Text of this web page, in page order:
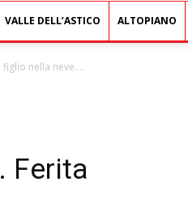
VALLE DELL’ASTICO ALTOPIANO
nella neve....
Ferita